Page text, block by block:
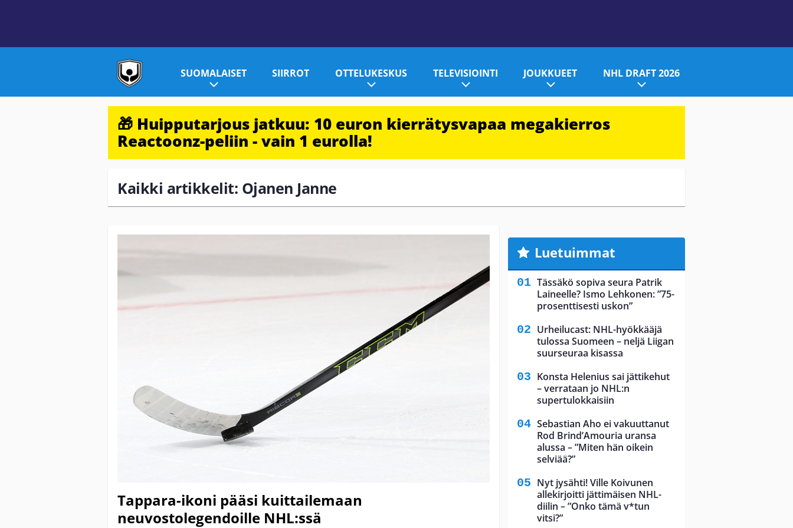
SUOMALAISET SIIRROT OTTELUKESKUS TELEVISIOINTI JOUKKUEET NHL DRAFT 2026
🎁 Huipputarjous jatkuu: 10 euron kierrätysvapaa megakierros
Reactoonz-peliin - vain 1 eurolla!
Kaikki artikkelit: Ojanen Janne
Tappara-ikoni pääsi kuittailemaan
neuvostolegendoille NHL:ssä
Luetuimmat
Tässäkö sopiva seura Patrik
Laineelle? Ismo Lehkonen: ”75-
prosenttisesti uskon”
Urheilucast: NHL-hyökkääjä
tulossa Suomeen – neljä Liigan
suurseuraa kisassa
Konsta Helenius sai jättikehut
– verrataan jo NHL:n
supertulokkaisiin
Sebastian Aho ei vakuuttanut
Rod Brind’Amouria uransa
alussa – ”Miten hän oikein
selviää?”
Nyt jysähti! Ville Koivunen
allekirjoitti jättimäisen NHL-
diilin – ”Onko tämä v*tun
vitsi?”